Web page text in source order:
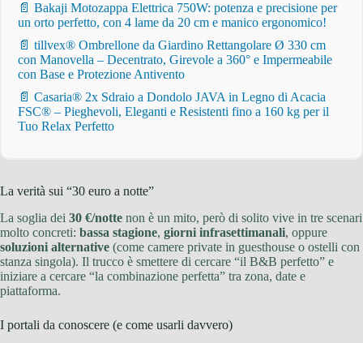
📄 Bakaji Motozappa Elettrica 750W: potenza e precisione per
un orto perfetto, con 4 lame da 20 cm e manico ergonomico!
📄 tillvex® Ombrellone da Giardino Rettangolare Ø 330 cm
con Manovella – Decentrato, Girevole a 360° e Impermeabile
con Base e Protezione Antivento
📄 Casaria® 2x Sdraio a Dondolo JAVA in Legno di Acacia
FSC® – Pieghevoli, Eleganti e Resistenti fino a 160 kg per il
Tuo Relax Perfetto
La verità sui “30 euro a notte”
La soglia dei 30 €/notte non è un mito, però di solito vive in tre scenari
molto concreti: bassa stagione, giorni infrasettimanali, oppure
soluzioni alternative (come camere private in guesthouse o ostelli con
stanza singola). Il trucco è smettere di cercare “il B&B perfetto” e
iniziare a cercare “la combinazione perfetta” tra zona, date e
piattaforma.
I portali da conoscere (e come usarli davvero)